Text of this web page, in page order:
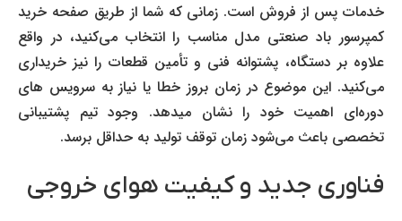
خدمات پس از فروش است. زمانی که شما از طریق صفحه خرید
کمپرسور باد صنعتی مدل مناسب را انتخاب می‌کنید، در واقع
علاوه بر دستگاه، پشتوانه فنی و تأمین قطعات را نیز خریداری
می‌کنید. این موضوع در زمان بروز خطا یا نیاز به سرویس های
دوره‌ای اهمیت خود را نشان میدهد. وجود تیم پشتیبانی
تخصصی باعث می‌شود زمان توقف تولید به حداقل برسد.
فناوری جدید و کیفیت هوای خروجی